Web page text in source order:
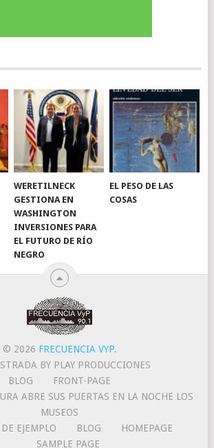
WERETILNECK
GESTIONA EN
WASHINGTON
INVERSIONES PARA
EL FUTURO DE RÍO
NEGRO
EL PESO DE LAS
COSAS
© 2026 FRECUENCIA VYP.
BY PLAY PRODUCCIONES
BLOG
FRONT-PAGE
ABRE SUS PUERTAS EN LA NOCHE LOS
MUSEOS
EJEMPLO
BLOG
HOMEPAGE
SAMPLE PAGE